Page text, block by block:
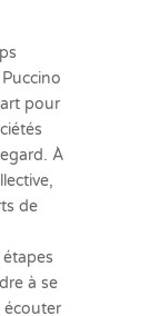
pour
À
de
à se
écouter